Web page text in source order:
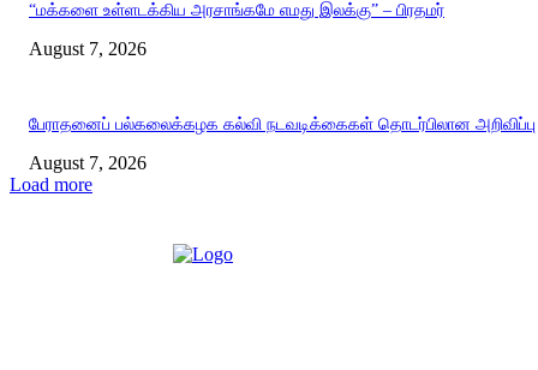
“மக்களை உள்ளடக்கிய அரசாங்கமே எமது இலக்கு” – பிரதமர்
August 7, 2026
பேராதனைப் பல்கலைக்கழக கல்வி நடவடிக்கைகள் தொடர்பிலான அறிவிப்பு
August 7, 2026
Load more